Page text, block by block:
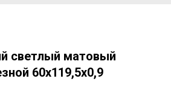
светлый матовый
60x119,5x0,9